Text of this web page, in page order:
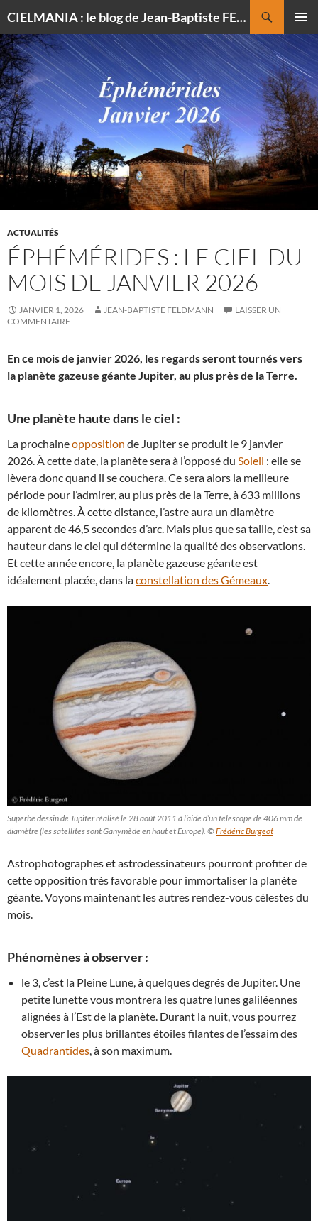
CIELMANIA : le blog de Jean-Baptiste FELDMANN, photographe du ciel
MENU
AU
CONTENU
ACTUALITÉS
ÉPHÉMÉRIDES : LE CIEL DU
MOIS DE JANVIER 2026
JANVIER 1, 2026 JEAN-BAPTISTE FELDMANN
LAISSER UN
COMMENTAIRE
En ce mois de janvier 2026, les regards seront tournés vers
la planète gazeuse géante Jupiter, au plus près de la Terre.
Une planète haute dans le ciel :
La prochaineopposition de Jupiter se produit le 9 janvier
2026. À cette date, la planète sera à l’opposé du Soleil : elle se
lèvera donc quand il se couchera. Ce sera alors la meilleure
période pour l’admirer, au plus près de la Terre, à 633 millions
de kilomètres. À cette distance, l’astre aura un diamètre
apparent de 46,5 secondes d’arc. Mais plus que sa taille, c’est sa
hauteur dans le ciel qui détermine la qualité des observations.
Et cette année encore, la planète gazeuse géante est
idéalement placée, dans laconstellation des Gémeaux.
Superbe dessin de Jupiter réalisé le 28 août 2011 à l’aide d’un télescope de 406 mm de
diamètre (les satellites sont Ganymède en haut et Europe). ©Frédéric Burgeot
Astrophotographes et astrodessinateurs pourront profiter de
cette opposition très favorable pour immortaliser la planète
géante. Voyons maintenant les autres rendez-vous célestes du
mois.
Phénomènes à observer :
le 3, c’est la Pleine Lune, à quelques degrés de Jupiter. Une
petite lunette vous montrera les quatre lunes galiléennes
alignées à l’Est de la planète. Durant la nuit, vous pourrez
observer les plus brillantes étoiles filantes de l’essaim des
Quadrantides, à son maximum.